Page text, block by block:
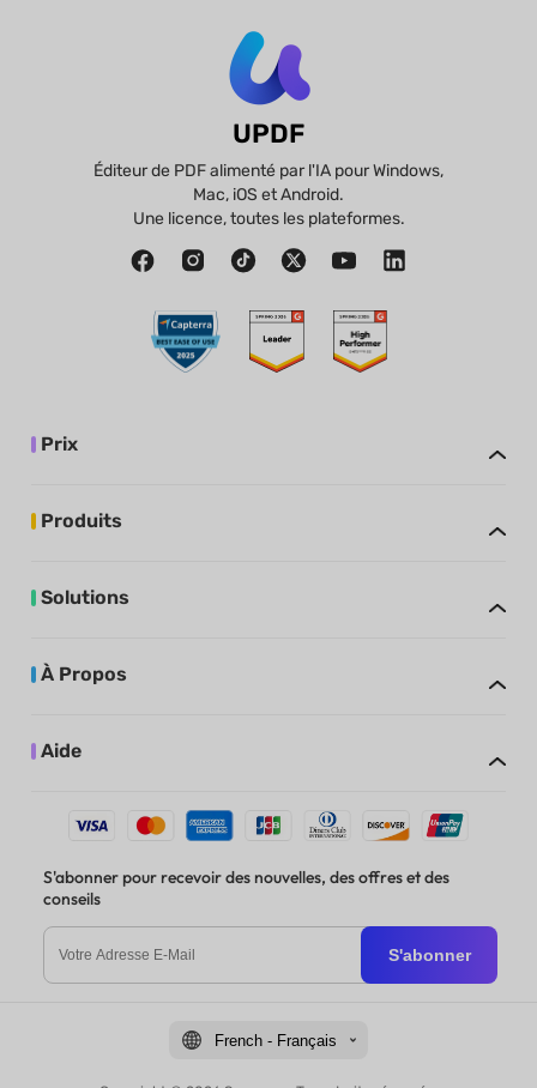
UPDF
Éditeur de PDF alimenté par l'IA pour Windows,
Mac, iOS et Android.
Une licence, toutes les plateformes.
Prix
Produits
Solutions
À Propos
Aide
S'abonner pour recevoir des nouvelles, des offres et des
conseils
S'abonner
French - Français